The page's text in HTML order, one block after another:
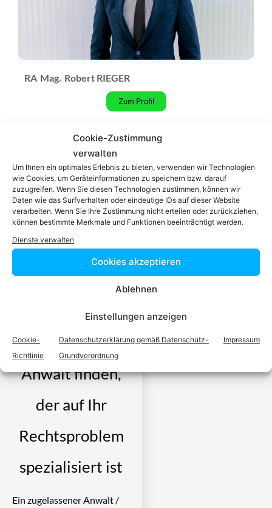
Cookie-Zustimmung
verwalten
Um Ihnen ein optimales Erlebnis zu bieten, verwenden wir Technologien
wie Cookies, um Geräteinformationen zu speichern bzw. darauf
zuzugreifen. Wenn Sie diesen Technologien zustimmen, können wir
Daten wie das Surfverhalten oder eindeutige IDs auf dieser Website
verarbeiten. Wenn Sie Ihre Zustimmung nicht erteilen oder zurückziehen,
können bestimmte Merkmale und Funktionen beeinträchtigt werden.
Dienste verwalten
Cookies akzeptieren
Ablehnen
Einstellungen anzeigen
Cookie-
Richtlinie
Datenschutzerklärung gemäß Datenschutz-
Grundverordnung
Impressum
RA Mag. Robert RIEGER
Zum Profil
Video-Podcast #69 Katharina Echerer – Verlagsleitung
Recht, Wirtschaft, Steuern facultas Verlag
Einfach in 3
Schritten einen
Anwalt finden,
der auf Ihr
Rechtsproblem
spezialisiert ist
Ein zugelassener Anwalt /